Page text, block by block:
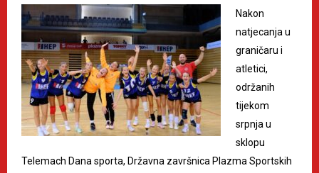
Nakon
natjecanja u
graničaru i
atletici,
održanih
tijekom
srpnja u
sklopu
Telemach Dana sporta, Državna završnica Plazma Sportskih